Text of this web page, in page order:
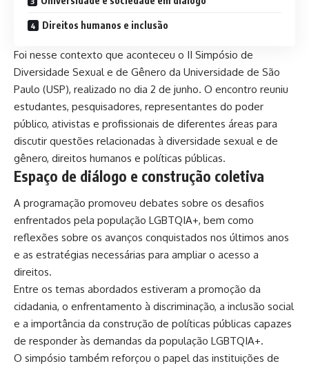
Direitos humanos e inclusão
Foi nesse contexto que aconteceu o II Simpósio de
Diversidade Sexual e de Gênero da Universidade de São
Paulo (USP), realizado no dia 2 de junho. O encontro reuniu
estudantes, pesquisadores, representantes do poder
público, ativistas e profissionais de diferentes áreas para
discutir questões relacionadas à diversidade sexual e de
gênero, direitos humanos e políticas públicas.
Espaço de diálogo e construção coletiva
A programação promoveu debates sobre os desafios
enfrentados pela população LGBTQIA+, bem como
reflexões sobre os avanços conquistados nos últimos anos
e as estratégias necessárias para ampliar o acesso a
direitos.
Entre os temas abordados estiveram a promoção da
cidadania, o enfrentamento à discriminação, a inclusão social
e a importância da construção de políticas públicas capazes
de responder às demandas da população LGBTQIA+.
O simpósio também reforçou o papel das instituições de